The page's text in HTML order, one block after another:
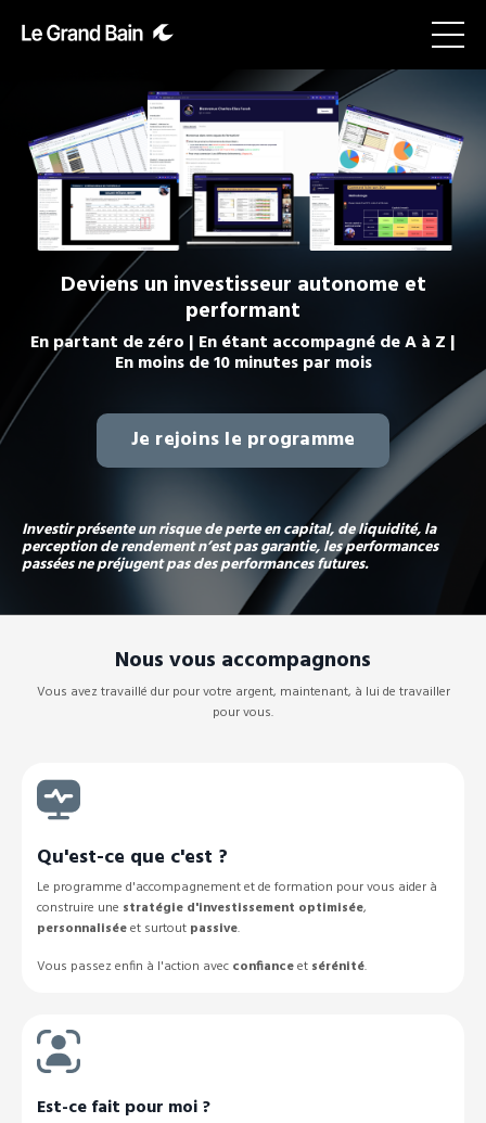
Deviens un investisseur autonome et
performant
En partant de zéro | En étant accompagné de A à Z |
En moins de 10 minutes par mois
Je rejoins le programme
Investir présente un risque de perte en capital, de liquidité, la
perception de rendement n’est pas garantie, les performances
passées ne préjugent pas des performances futures.
Nous vous accompagnons
Vous avez travaillé dur pour votre argent, maintenant, à lui de travailler
pour vous.
Qu'est-ce que c'est ?
Le programme d'accompagnement et de formation pour vous aider à
construire une stratégie d'investissement optimisée,
personnaliséeet surtout passive.
Vous passez enfin à l'action avec confianceet sérénité.
Est-ce fait pour moi ?